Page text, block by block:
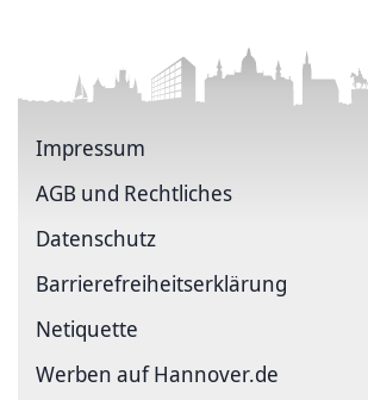
Impressum
AGB und Rechtliches
Datenschutz
Barriere­freiheits­erklärung
Netiquette
Werben auf Hannover.de